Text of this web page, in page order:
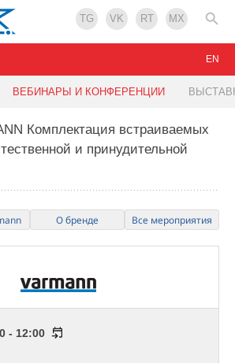
TG VK RT MX
ВЕБИНАРЫ И КОНФЕРЕНЦИИ
EN
Комплектация встраиваемых
и принудительной
О бренде Все мероприятия
- 12:00